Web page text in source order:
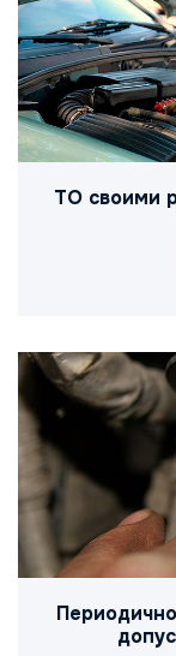
ТО своими